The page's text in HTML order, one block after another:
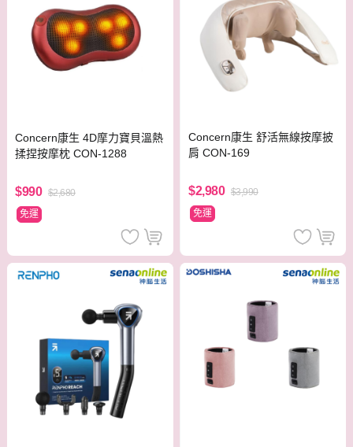
Concern康生 4D摩力寶貝溫熱
揉捏按摩枕 CON-1288
$990 $2,680
免運
Concern康生 舒活無線按摩披
肩 CON-169
$2,980 $3,990
免運